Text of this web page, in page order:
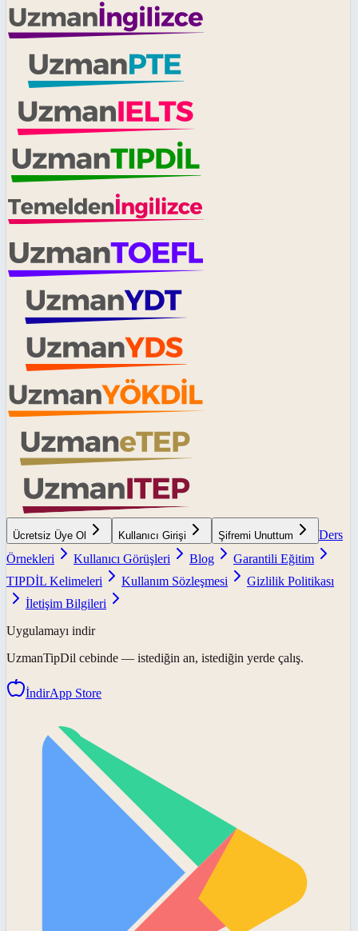
Ücretsiz Üye Ol Kullanıcı Girişi Şifremi Unuttum
Ders
Örnekleri
Kullanıcı Görüşleri Blog
Garantili Eğitim
TIPDİL Kelimeleri
Kullanım Sözleşmesi
Gizlilik Politikası
İletişim Bilgileri
Uygulamayı indir
UzmanTipDil cebinde — istediğin an, istediğin yerde çalış.
İndirApp Store